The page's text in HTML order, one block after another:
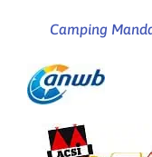
Camping